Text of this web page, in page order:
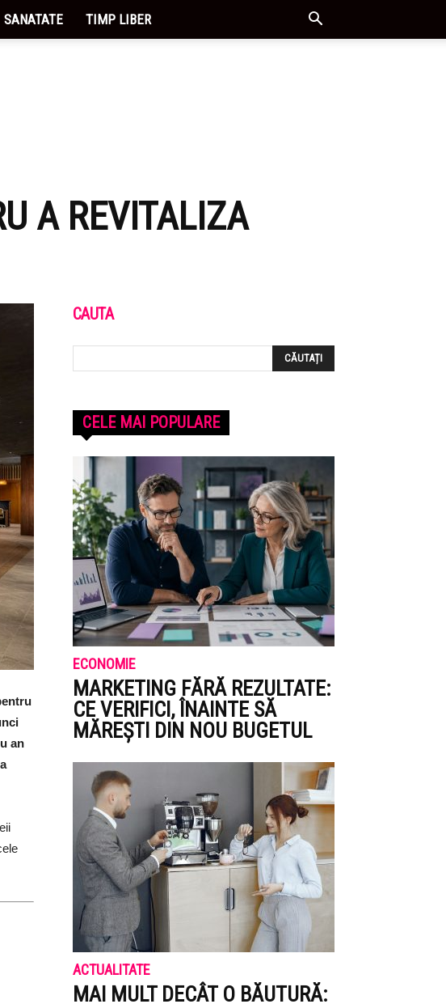
SANATATE TIMP LIBER
A REVITALIZA
an
CAUTA
CELE MAI POPULARE
ECONOMIE
MARKETING FĂRĂ REZULTATE:
CE VERIFICI, ÎNAINTE SĂ
MĂREȘTI DIN NOU BUGETUL
ACTUALITATE
MAI MULT DECÂT O BĂUTURĂ: